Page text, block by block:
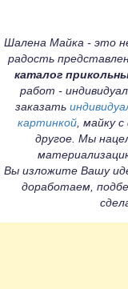
Шалена Майка - это
радость
каталог
работ -
заказать
картинкой, майку
другое. Мы
Вы изложите Вашу
доработаем,